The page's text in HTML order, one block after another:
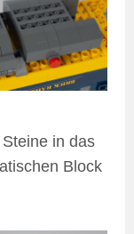
in das
Block